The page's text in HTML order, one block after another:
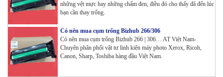
Wifi
Tham Khảo
Máy in Đa chức năng G&G GM3310DW in , scan ,
Copy , Wifi , Lan
Tham Khảo
những vệt mực hay những chấm đen, điều đó cho thấy đã đến lúc
bạn cần thay trống.
Có nên mua cụm trống Bizhub 266/306
Có nên mua cụm trống Bizhub 266 | 306… AT Việt Nam-
Chuyên phân phối vật tư linh kiện máy photo Xerox, Ricoh,
Canon, Sharp, Toshiba hàng đầu Việt Nam.